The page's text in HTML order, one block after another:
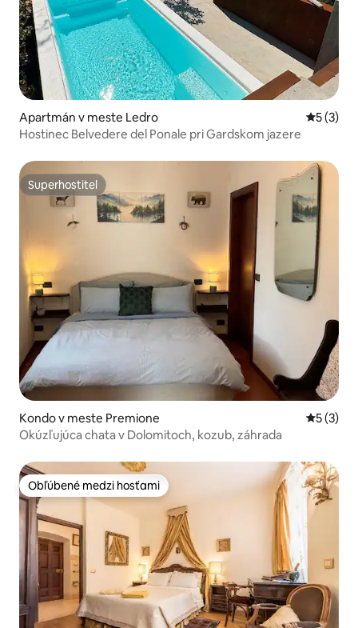
Apartmán v meste Ledro
5 (3)
Hostinec Belvedere del Ponale pri Gardskom jazere
Superhostiteľ
Superhostiteľ
Kondo v meste Premione
5 (3)
Okúzľujúca chata v Dolomitoch, kozub, záhrada
Obľúbené medzi hosťami
Obľúbené medzi hosťami